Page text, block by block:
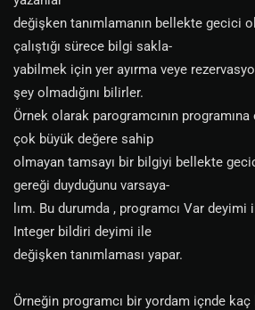
değişken tanımlamanın bellekte gecici
çalıştığı sürece bilgi sakla-
yabilmek için yer ayırma veye
şey olmadığını bilirler.
Örnek olarak parogramcının
çok büyük değere sahip
olmayan tamsayı bir bilgiyi bellekte
gereği duyduğunu varsaya-
lım. Bu durumda , programcı Var
Integer bildiri deyimi ile
değişken tanımlaması yapar.
Örneğin programcı bir yordam içnde kaç